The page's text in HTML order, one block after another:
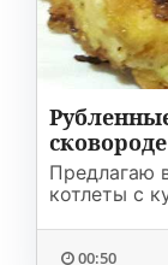
сковороде
Предлагаю
котлеты с
00:50